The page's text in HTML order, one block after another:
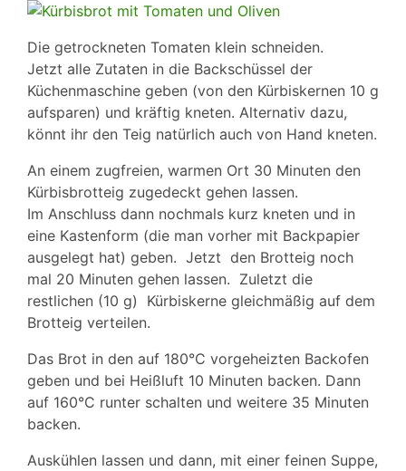
Die getrockneten Tomaten klein schneiden.
Jetzt alle Zutaten in die Backschüssel der
Küchenmaschine geben (von den Kürbiskernen 10 g
aufsparen) und kräftig kneten. Alternativ dazu,
könnt ihr den Teig natürlich auch von Hand kneten.
An einem zugfreien, warmen Ort 30 Minuten den
Kürbisbrotteig zugedeckt gehen lassen.
Im Anschluss dann nochmals kurz kneten und in
eine Kastenform (die man vorher mit Backpapier
ausgelegt hat) geben. Jetzt den Brotteig noch
mal 20 Minuten gehen lassen. Zuletzt die
restlichen (10 g) Kürbiskerne gleichmäßig auf dem
Brotteig verteilen.
Das Brot in den auf 180°C vorgeheizten Backofen
geben und bei Heißluft 10 Minuten backen. Dann
auf 160°C runter schalten und weitere 35 Minuten
backen.
Auskühlen lassen und dann, mit einer feinen Suppe,